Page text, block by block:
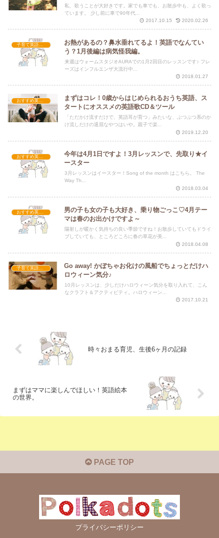
私、歌うことが大好きです。家でも車でも、お散歩中も、よく歌っ
ています。 少し前に車で90年代...
2017.10.15
2020.02.26
お熱があるの？鼻水垂れてるよ！英語でなんてい
う？1月後編は病気怪我編。
来週はウォームスタジオAURAでの1月2回目のレッスンです♪ フレ
ーズはインフルエンザ大流行中...
2018.01.27
まずはコレ！0歳からはじめられるおうち英語、ス
タートにオススメの英語歌CD＆ツール
「ただかけ流すだけで、英語耳が育つ」みたいな、ぶつぶつ系のか
け流しだけの退屈なやつはいや。親子で楽...
2019.12.20
今年は4月1日ですよ！3月レッスンで、先取り★イ
ースター
3月レッスンはイースター！Song of the month はこちら。 The
Way Th...
2018.03.04
おすすめ英語歌
男の子も女の子も大好き、乗り物ごっこ♡4月テー
マは春のお出かけですよ～
陽射しが暖かく気持ちの良い季節ですね！お散歩していてもドライ
ブしていても、ところどころに春の草花が美...
2018.04.08
子育て英語講座
Go away! かぼちゃお化けの風船でちょっとだけハ
ロウィーン気分♪
10月レッスンは、少しだけハロウィーン気分を取り入れて、こん
なクラフト＆アクティビティ。ハロウィーン...
2017.10.21
時々おまる育児、生後6ヶ月の記録
まずはママに楽しんでほしい！英語絵本
の世界。
PAGE TOP
プライバシーポリシー